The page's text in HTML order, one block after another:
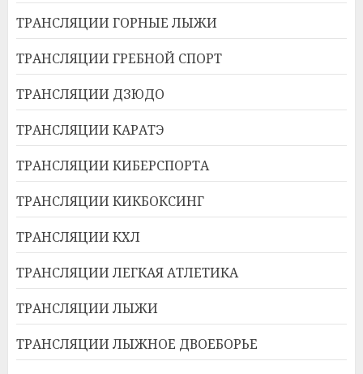
ТРАНСЛЯЦИИ ГОРНЫЕ ЛЫЖИ
ТРАНСЛЯЦИИ ГРЕБНОЙ СПОРТ
ТРАНСЛЯЦИИ ДЗЮДО
ТРАНСЛЯЦИИ КАРАТЭ
ТРАНСЛЯЦИИ КИБЕРСПОРТА
ТРАНСЛЯЦИИ КИКБОКСИНГ
ТРАНСЛЯЦИИ КХЛ
ТРАНСЛЯЦИИ ЛЕГКАЯ АТЛЕТИКА
ТРАНСЛЯЦИИ ЛЫЖИ
ТРАНСЛЯЦИИ ЛЫЖНОЕ ДВОЕБОРЬЕ